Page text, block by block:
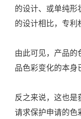
的设计、或单纯
的设计相比，专利
由此可见，产品
品色彩变化的本身
反之来说，这也
请求保护申请的色